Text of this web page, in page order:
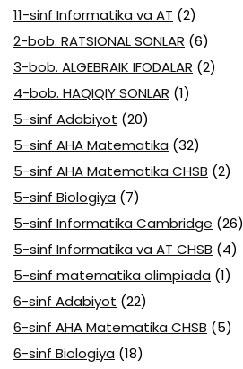
11-sinf Informatika va AT (2)
2-bob. RATSIONAL SONLAR (6)
3-bob. ALGEBRAIK IFODALAR (2)
4-bob. HAQIQIY SONLAR (1)
5-sinf Adabiyot (20)
5-sinf AHA Matematika (32)
5-sinf AHA Matematika CHSB (2)
5-sinf Biologiya (7)
5-sinf Informatika Cambridge (26)
5-sinf Informatika va AT CHSB (4)
5-sinf matematika olimpiada (1)
6-sinf Adabiyot (22)
6-sinf AHA Matematika CHSB (5)
6-sinf Biologiya (18)